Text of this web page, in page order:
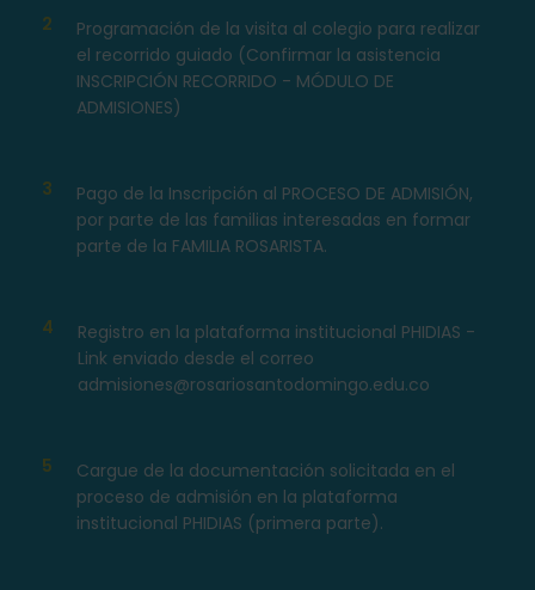
2
Programación de la visita al colegio para realizar
el recorrido guiado (Confirmar la asistencia
INSCRIPCIÓN RECORRIDO - MÓDULO DE
ADMISIONES)
3
Pago de la Inscripción al PROCESO DE ADMISIÓN,
por parte de las familias interesadas en formar
parte de la FAMILIA ROSARISTA.
4
Registro en la plataforma institucional PHIDIAS -
Link enviado desde el correo
admisiones@rosariosantodomingo.edu.co
5
Cargue de la documentación solicitada en el
proceso de admisión en la plataforma
institucional PHIDIAS (primera parte).